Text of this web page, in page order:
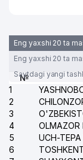
36 ART
Eng yaxshi 20 ta
Eng yaxshi 20 ta
Saytdagi yangi
№
1
2
3
4
5
6